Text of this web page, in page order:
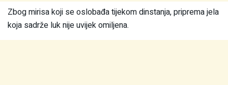
Zbog mirisa koji se oslobađa tijekom dinstanja, priprema jela
koja sadrže luk nije uvijek omiljena.